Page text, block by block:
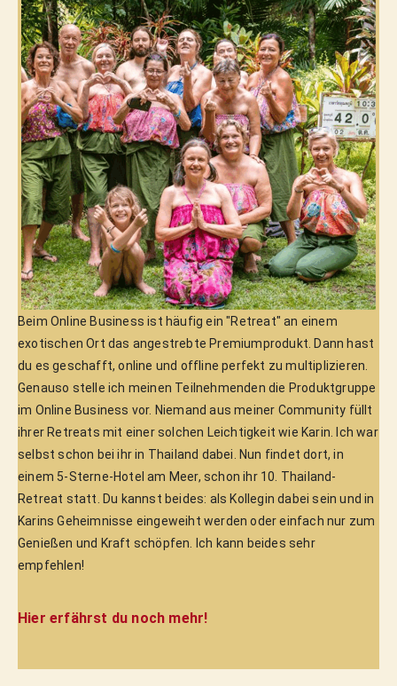
Beim Online Business ist häufig ein "Retreat" an einem
exotischen Ort das angestrebte Premiumprodukt. Dann hast
du es geschafft, online und offline perfekt zu multiplizieren.
Genauso stelle ich meinen Teilnehmenden die Produktgruppe
im Online Business vor. Niemand aus meiner Community füllt
ihrer Retreats mit einer solchen Leichtigkeit wie Karin. Ich war
selbst schon bei ihr in Thailand dabei. Nun findet dort, in
einem 5-Sterne-Hotel am Meer, schon ihr 10. Thailand-
Retreat statt. Du kannst beides: als Kollegin dabei sein und in
Karins Geheimnisse eingeweiht werden oder einfach nur zum
Genießen und Kraft schöpfen. Ich kann beides sehr
empfehlen!
Hier erfährst du noch mehr!